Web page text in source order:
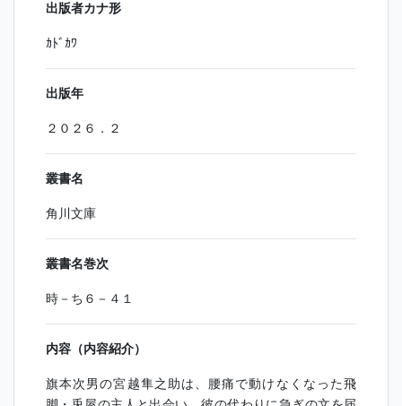
出版者カナ形
ｶﾄﾞｶﾜ
出版年
２０２６．２
叢書名
角川文庫
叢書名巻次
時－ち６－４１
内容（内容紹介）
旗本次男の宮越隼之助は、腰痛で動けなくなった飛